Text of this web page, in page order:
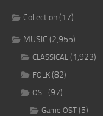
Collection(17)
MUSIC (2,955)
CLASSICAL (1,923)
FOLK (82)
OST (97)
Game OST (5)